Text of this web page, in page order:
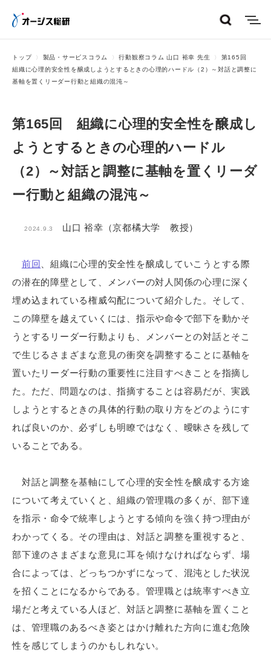
トップ 製品・サービスコラム 行動観察コラム 山口 裕幸 先生
第165回
組織に心理的安全性を醸成しようとするときの心理的ハードル（2）～対話と調整に
基軸を置くリーダー行動と組織の混沌～
第165回 組織に心理的安全性を醸成し
ようとするときの心理的ハードル
（2）～対話と調整に基軸を置くリーダ
ー行動と組織の混沌～
2024.9.3 山口 裕幸（京都橘大学 教授）
前回
、組織に心理的安全性を醸成していこうとする際
の潜在的障壁として、メンバーの対人関係の心理に深く
埋め込まれている権威勾配について紹介した。そして、
この障壁を越えていくには、指示や命令で部下を動かそ
うとするリーダー行動よりも、メンバーとの対話とそこ
で生じるさまざまな意見の衝突を調整することに基軸を
置いたリーダー行動の重要性に注目すべきことを指摘し
た。ただ、問題なのは、指摘することは容易だが、実践
しようとするときの具体的行動の取り方をどのようにす
れば良いのか、必ずしも明瞭ではなく、曖昧さを残して
いることである。
対話と調整を基軸にして心理的安全性を醸成する方途
について考えていくと、組織の管理職の多くが、部下達
を指示・命令で統率しようとする傾向を強く持つ理由が
わかってくる。その理由は、対話と調整を重視すると、
部下達のさまざまな意見に耳を傾けなければならず、場
合によっては、どっちつかずになって、混沌とした状況
を招くことになるからである。管理職とは統率すべき立
場だと考えている人ほど、対話と調整に基軸を置くこと
は、管理職のあるべき姿とはかけ離れた方向に進む危険
性を感じてしまうのかもしれない。